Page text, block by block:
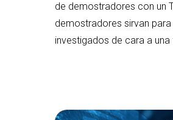
de demostradores con un
demostradores sirvan
investigados de cara a